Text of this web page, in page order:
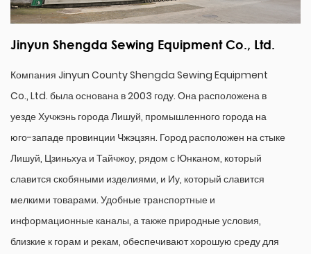
Jinyun Shengda Sewing Equipment Co., Ltd.
Компания Jinyun County Shengda Sewing Equipment
Co., Ltd. была основана в 2003 году. Она расположена в
уезде Хучжэнь города Лишуй, промышленного города на
юго-западе провинции Чжэцзян. Город расположен на стыке
Лишуй, Цзиньхуа и Тайчжоу, рядом с Юнканом, который
славится скобяными изделиями, и Иу, который славится
мелкими товарами. Удобные транспортные и
информационные каналы, а также природные условия,
близкие к горам и рекам, обеспечивают хорошую среду для